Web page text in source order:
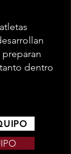
dentro